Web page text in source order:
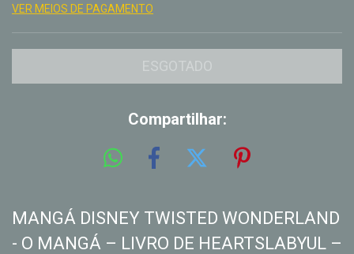
VER MEIOS DE PAGAMENTO
Compartilhar:
MANGÁ DISNEY TWISTED WONDERLAND
- O MANGÁ – LIVRO DE HEARTSLABYUL –